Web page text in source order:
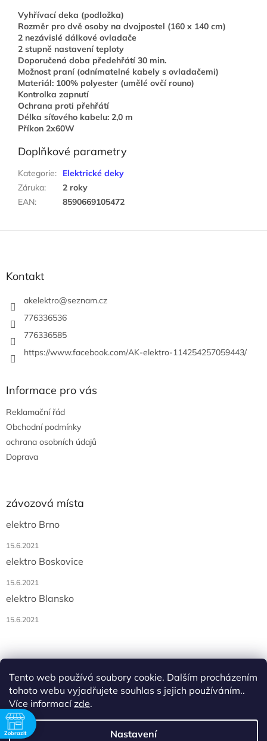
Tento web používá soubory cookie. Dalším procházením
tohoto webu vyjadřujete souhlas s jejich používáním..
Více informacízde.
Nastavení
Vyhřívací deka (podložka)
Rozměr pro dvě osoby na dvojpostel (160 x 140 cm)
2 nezávislé dálkové ovladače
2 stupně nastavení teploty
Doporučená doba předehřátí 30 min.
Možnost praní (odnímatelné kabely s ovladačemi)
Materiál: 100% polyester (umělé ovčí rouno)
Kontrolka zapnutí
Ochrana proti přehřátí
Délka síťového kabelu: 2,0 m
Příkon 2x60W
Doplňkové parametry
Kategorie:
Elektrické deky
Záruka:
2 roky
EAN: 8590669105472
Z
Kontakt
akelektro@seznam.cz
776336536
776336585
https://www.facebook.com/AK-elektro-114254257059443/
Informace pro vás
Reklamační řád
Obchodní podmínky
ochrana osobních údajů
Doprava
závozová místa
elektro Brno
15.6.2021
elektro Boskovice
15.6.2021
elektro Blansko
15.6.2021
Vytvořil Shoptet
Zobrazit